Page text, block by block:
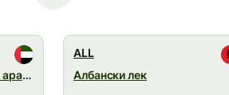
Дирхам на Обединените арабски емирства
ALL
Албански лек